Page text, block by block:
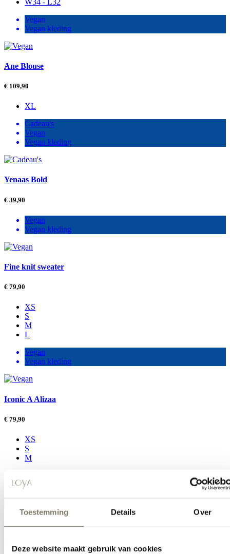
Toestemming Details Over
Deze website maakt gebruik van cookies
Vegan
Vegan kleding
Ane Blouse
€ 109,90
XL
Cadeau's
Vegan
Vegan kleding
Yenaas Bold
€ 39,90
Vegan
Vegan kleding
Fine knit sweater
€ 79,90
XS
S
M
L
Vegan
Vegan kleding
Iconic A Alizaa
€ 79,90
XS
S
M
Vegan kleding